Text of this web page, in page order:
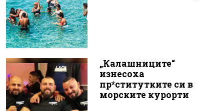
„Калашниците“
изнесоха
пр*ститутките си в
морските курорти